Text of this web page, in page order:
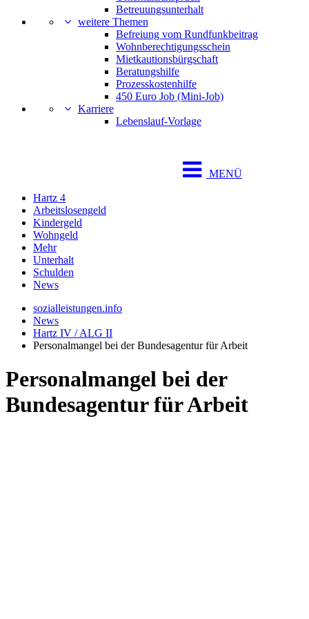
Betreuungsunterhalt
weitere Themen
Befreiung vom Rundfunkbeitrag
Wohnberechtigungsschein
Mietkautionsbürgschaft
Beratungshilfe
Prozesskostenhilfe
450 Euro Job (Mini-Job)
Karriere
Lebenslauf-Vorlage
MENÜ
Hartz 4
Arbeitslosengeld
Kindergeld
Wohngeld
Mehr
Unterhalt
Schulden
News
sozialleistungen.info
News
Hartz IV / ALG II
Personalmangel bei der Bundesagentur für Arbeit
Personalmangel bei der
Bundesagentur für Arbeit